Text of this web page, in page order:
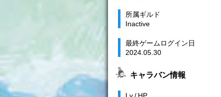
所属ギルド
Inactive
最終ゲームログイン日
2024.05.30
キャラバン情報
Lv / HP